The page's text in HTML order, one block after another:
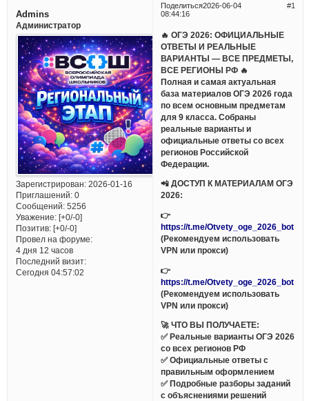
Поделиться 1
2026-06-04
08:44:16
Admins
Администратор
Зарегистрирован: 2026-01-16
Приглашений:0
Сообщений:5256
Уважение: [+0/-0]
Позитив: [+0/-0]
Провел на форуме:
4 дня 12 часов
Последний визит:
Сегодня 04:57:02
🔥 ОГЭ 2026: ОФИЦИАЛЬНЫЕ
ОТВЕТЫ И РЕАЛЬНЫЕ
ВАРИАНТЫ — ВСЕ ПРЕДМЕТЫ,
ВСЕ РЕГИОНЫ РФ 🔥
Полная и самая актуальная
база материалов ОГЭ 2026 года
по всем основным предметам
для 9 класса. Собраны
реальные варианты и
официальные ответы со всех
регионов Российской
Федерации.
📲 ДОСТУП К МАТЕРИАЛАМ ОГЭ
2026:
👉
https://t.me/Otvety_oge_2026_bot
(Рекомендуем использовать
VPN или прокси)
👉
https://t.me/Otvety_oge_2026_bot
(Рекомендуем использовать
VPN или прокси)
🚀 ЧТО ВЫ ПОЛУЧАЕТЕ:
✅ Реальные варианты ОГЭ 2026
со всех регионов РФ
✅ Официальные ответы с
правильным оформлением
✅ Подробные разборы заданий
с объяснениями решений